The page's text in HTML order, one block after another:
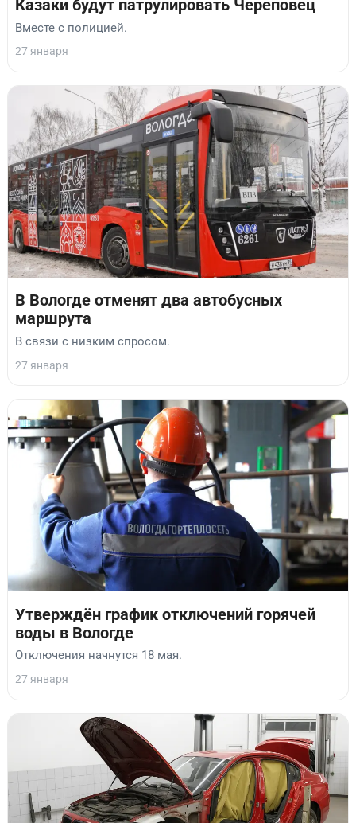
Казаки будут патрулировать Череповец
Вместе с полицией.
27 января
В Вологде отменят два автобусных
маршрута
В связи с низким спросом.
27 января
Утверждён график отключений горячей
воды в Вологде
Отключения начнутся 18 мая.
27 января